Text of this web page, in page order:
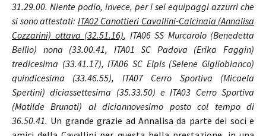
31.29.00. Niente podio, invece, per i sei equipaggi azzurri che
si sono attestati: ITA02 Canottieri Cavallini-Calcinaia (Annalisa
Cozzarini) ottava (32.51.16), ITA06 SS Murcarolo (Benedetta
Bellio) nona (33.00.41, ITA01 SC Padova (Erika Faggin)
tredicesima (33.41.17), ITA06 SC Elpis (Selene Gigliobianco)
quindicesima (33.46.55), ITA07 Cerro Sportiva (Micaela
Spertini) diciassettesima (35.33.50) e ITA03 Cerro Sportiva
(Matilde Brunati) al diciannovesimo posto col tempo di
36.50.41. Un grande grazie ad Annalisa da parte dei soci e